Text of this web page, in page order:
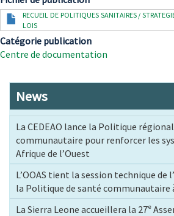
DocumentRECUEIL DE POLITIQUES SANITAIRES /
LOIS
Catégorie publication
Centre de documentation
News
La CEDEAO lance la Politique
communautaire pour renforcer les
Afrique de l’Ouest
L’OOAS tient la session technique de
la Politique de santé communautaire
La Sierra Leone accueillera la 27ᵉ